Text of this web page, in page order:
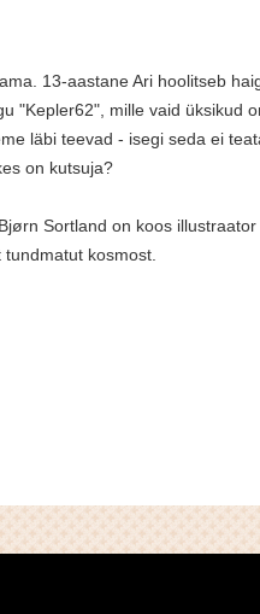
13-aastane Ari hoolitseb
"Kepler62", mille vaid üksikud
läbi teevad - isegi seda ei
on kutsuja?
Sortland on koos
kosmost.